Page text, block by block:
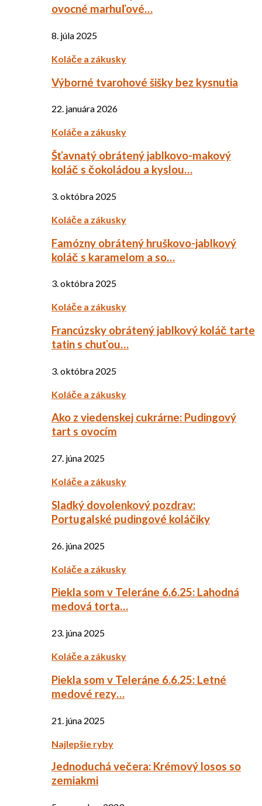
ovocné marhuľové…
8. júla 2025
Koláče a zákusky
Výborné tvarohové šišky bez kysnutia
22. januára 2026
Koláče a zákusky
Šťavnatý obrátený jablkovo-makový
koláč s čokoládou a kyslou…
3. októbra 2025
Koláče a zákusky
Famózny obrátený hruškovo-jablkový
koláč s karamelom a so…
3. októbra 2025
Koláče a zákusky
Francúzsky obrátený jablkový koláč tarte
tatin s chuťou…
3. októbra 2025
Koláče a zákusky
Ako z viedenskej cukrárne: Pudingový
tart s ovocím
27. júna 2025
Koláče a zákusky
Sladký dovolenkový pozdrav:
Portugalské pudingové koláčiky
26. júna 2025
Koláče a zákusky
Piekla som v Teleráne 6.6.25: Lahodná
medová torta…
23. júna 2025
Koláče a zákusky
Piekla som v Teleráne 6.6.25: Letné
medové rezy…
21. júna 2025
Najlepšie ryby
Jednoduchá večera: Krémový losos so
zemiakmi